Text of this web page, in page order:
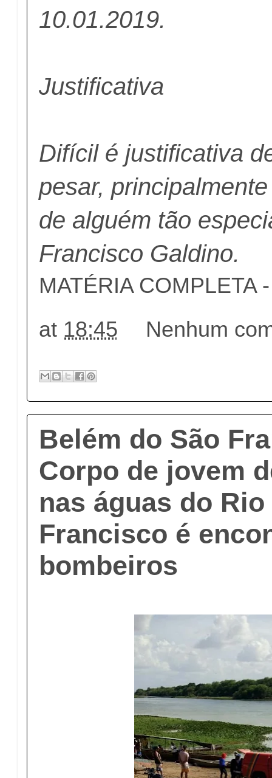
10.01.2019.
Justificativa
Difícil é justificativa
pesar,
de alguém tão
Francisco Galdino.
MATÉRIA COMPLETA
at 18:45 Nenhum
Belém do São
Corpo de jovem
nas águas do Rio
Francisco é
bombeiros